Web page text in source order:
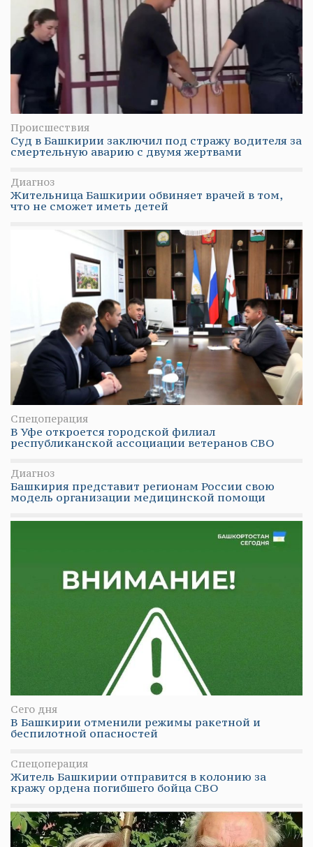
Происшествия
Суд в Башкирии заключил под стражу водителя за
смертельную аварию с двумя жертвами
Диагноз
Жительница Башкирии обвиняет врачей в том,
что не сможет иметь детей
Спецоперация
В Уфе откроется городской филиал
республиканской ассоциации ветеранов СВО
Диагноз
Башкирия представит регионам России свою
модель организации медицинской помощи
Сего дня
В Башкирии отменили режимы ракетной и
беспилотной опасностей
Спецоперация
Житель Башкирии отправится в колонию за
кражу ордена погибшего бойца СВО